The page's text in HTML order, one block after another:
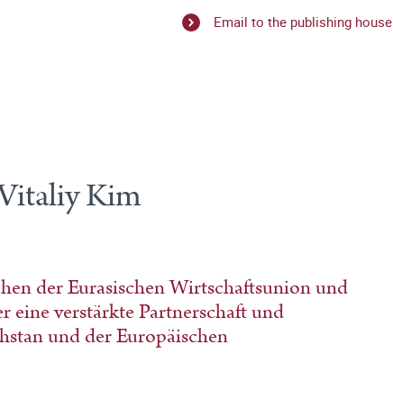
Email to the publishing house
Kim
der Eurasischen Wirtschaftsunion und
eine verstärkte Partnerschaft und
und der Europäischen